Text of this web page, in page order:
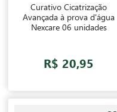
Curativo Cicatrização
Avançada à prova d'água
Nexcare 06 unidades
R$ 20,95